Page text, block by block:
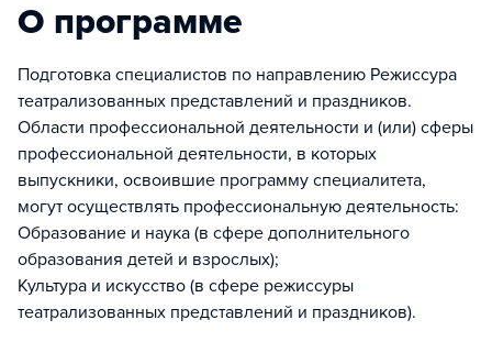
О программе
Подготовка специалистов по направлению Режиссура
театрализованных представлений и праздников.
Области профессиональной деятельности и (или) сферы
профессиональной деятельности, в которых
выпускники, освоившие программу специалитета,
могут осуществлять профессиональную деятельность:
Образование и наука (в сфере дополнительного
образования детей и взрослых);
Культура и искусство (в сфере режиссуры
театрализованных представлений и праздников).